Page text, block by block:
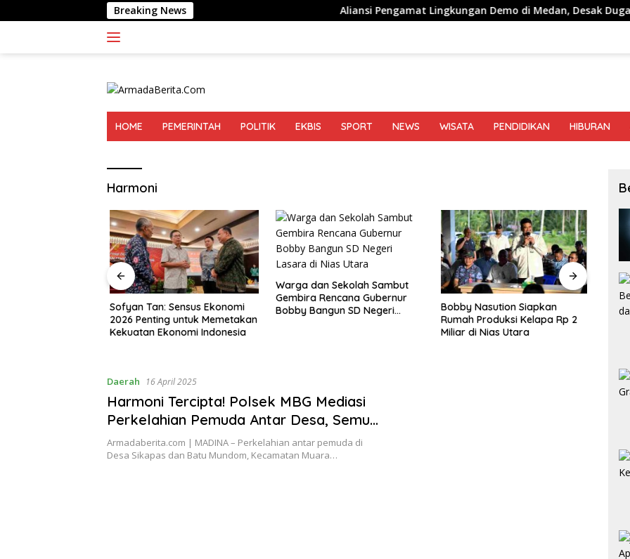
ke
Breaking News Aliansi Pengamat Lingkungan Demo di Medan, Desak Dugaan
HOME PEMERINTAH POLITIK EKBIS SPORT NEWS WISATA PENDIDIKAN HIBURAN
Harmoni
Sofyan Tan: Sensus Ekonomi
2026 Penting untuk Memetakan
Kekuatan Ekonomi Indonesia
Warga dan Sekolah Sambut
Gembira Rencana Gubernur
Bobby Bangun SD Negeri
Bobby Nasution Siapkan
Rumah Produksi Kelapa Rp 2
Miliar di Nias Utara
BI
Daerah 16 April 2025
Harmoni Tercipta! Polsek MBG Mediasi
Perkelahian Pemuda Antar Desa, Semua
Pihak Berdamai
Armadaberita.com | MADINA – Perkelahian antar pemuda di
Desa Sikapas dan Batu Mundom, Kecamatan Muara…